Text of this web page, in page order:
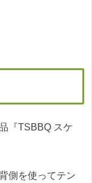
『TSBBQ スケ
側を使ってテン